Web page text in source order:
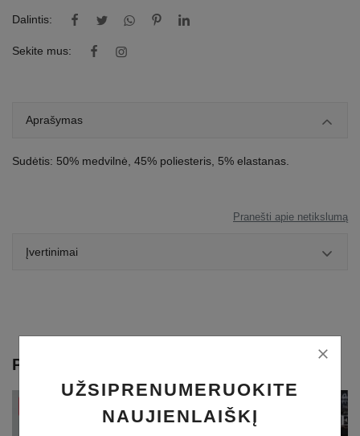
UŽSIPRENUMERUOKITE
NAUJIENLAIŠKĮ
Dalintis:
Sekite mus:
Aprašymas
Sudėtis: 50% medvilnė, 45% poliesteris, 5% elastanas.
Pranešti apie netikslumą
Įvertinimai
Panašios prekės
Išparduota